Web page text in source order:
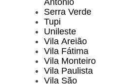
Antônio
Serra Verde
Tupi
Unileste
Vila Areião
Vila Fátima
Vila Monteiro
Vila Paulista
Vila São